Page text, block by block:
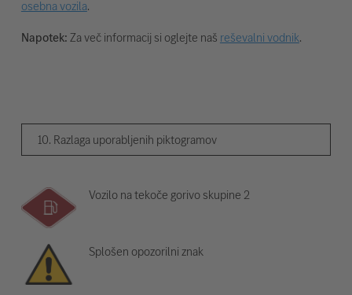
osebna vozila.
Napotek:Za več informacij si oglejte naš reševalni vodnik.
10. Razlaga uporabljenih piktogramov
Vozilo na tekoče gorivo skupine 2
Splošen opozorilni znak